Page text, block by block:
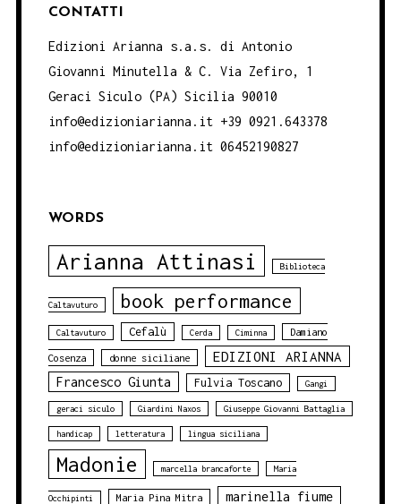
CONTATTI
Edizioni Arianna s.a.s. di Antonio
Giovanni Minutella & C. Via Zefiro, 1
Geraci Siculo (PA) Sicilia 90010
info@edizioniarianna.it +39 0921.643378
info@edizioniarianna.it 06452190827
WORDS
Arianna Attinasi Biblioteca
Caltavuturo book performance
Caltavuturo Cefalù Cerda Ciminna Damiano
Cosenza donne siciliane EDIZIONI ARIANNA
Francesco Giunta Fulvia Toscano Gangi
geraci siculo Giardini Naxos Giuseppe Giovanni Battaglia
handicap letteratura lingua siciliana
Madonie marcella brancaforte Maria
Occhipinti Maria Pina Mitra marinella fiume